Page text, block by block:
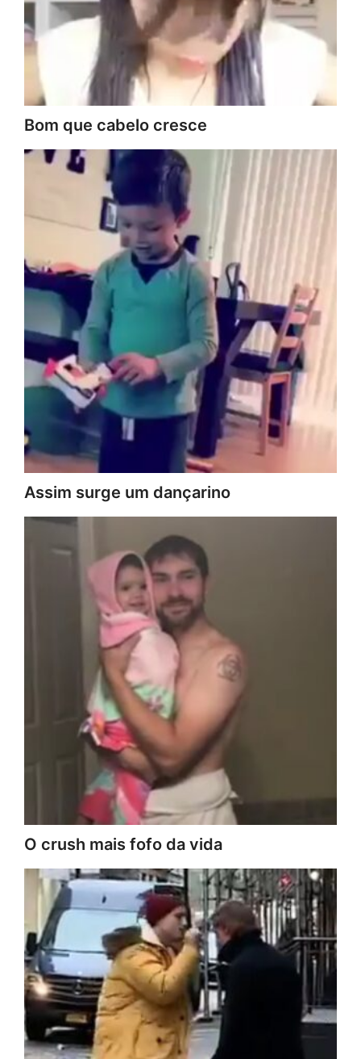
Bom que cabelo cresce
Assim surge um dançarino
O crush mais fofo da vida